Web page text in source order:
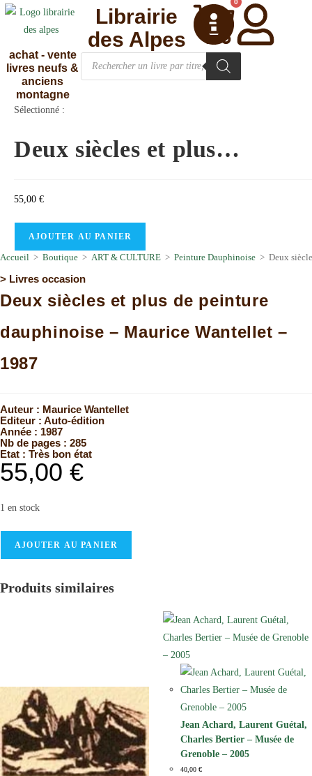
achat - vente
livres neufs &
anciens
montagne
0
Librairie
des Alpes
Sélectionné :
Deux siècles et plus…
55,00 €
AJOUTER AU PANIER
Accueil > Boutique > ART & CULTURE > Peinture Dauphinoise > Deux
> Livres occasion
Deux siècles et plus de peinture
dauphinoise – Maurice Wantellet –
1987
Auteur : Maurice Wantellet
Editeur : Auto-édition
Année : 1987
Nb de pages : 285
Etat : Très bon état
55,00 €
1 en stock
AJOUTER AU PANIER
Produits similaires
Jean Achard, Laurent Guétal,
Charles Bertier – Musée de
Grenoble – 2005
40,00 €